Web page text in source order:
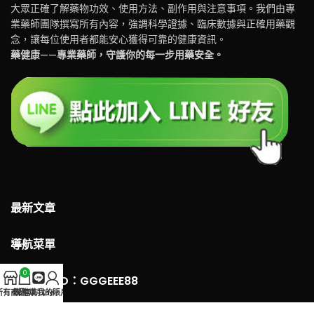
大眾正確了解藥物功效、使用方法、副作用與注意事項。我們由專
業藥師團隊撰寫所有內容，強調科學證據、臨床數據與正確用藥觀
念，讓每位使用者都能安心獲得可靠的健康資訊。
藥健康——專業藥師，守護你的每一步用藥安全。
最新文章
導航菜單
LINE 客服ID：GGGEEE88
有商品
0
購物車官方Line
我的賬戶